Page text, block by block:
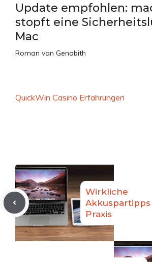
Update empfohlen:
stopft eine
Mac
Roman van Genabith
QuickWin Casino Erfahrungen
Wirkliche
Praxis